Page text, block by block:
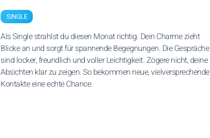
SINGLE
Als Single strahlst du diesen Monat richtig. Dein Charme zieht
Blicke an und sorgt für spannende Begegnungen. Die Gespräche
sind locker, freundlich und voller Leichtigkeit. Zögere nicht, deine
Absichten klar zu zeigen. So bekommen neue, vielversprechende
Kontakte eine echte Chance.